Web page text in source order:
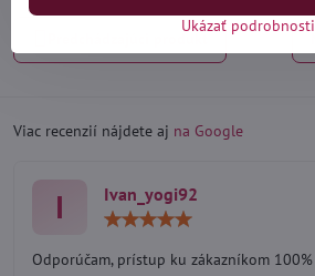
Viac recenzií nájdete aj na Google
I Ivan_yogi92
5
Odporúčam, prístup ku zákazníkom 100%
Ukázať podrobnosti